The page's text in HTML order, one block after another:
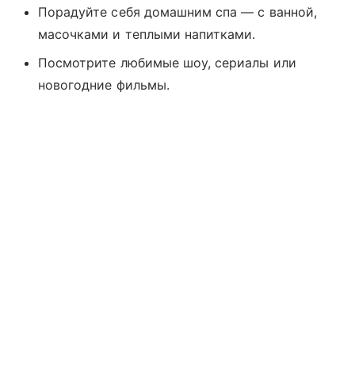
Порадуйте себя домашним спа — с ванной,
масочками и теплыми напитками.
Посмотрите любимые шоу, сериалы или
новогодние фильмы.